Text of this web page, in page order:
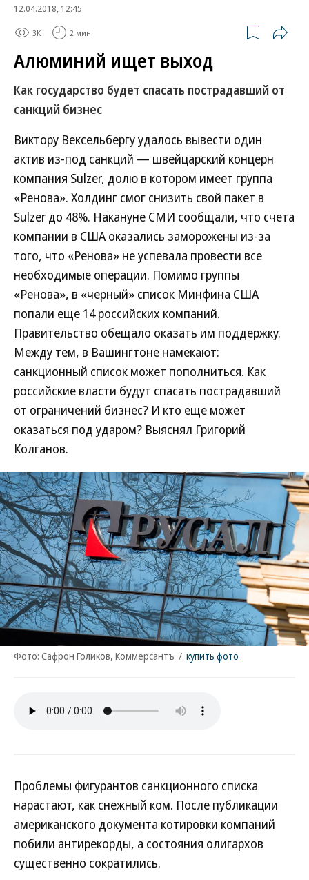
12.04.2018, 12:45
3K 2 мин.
Алюминий ищет выход
Как государство будет спасать пострадавший от
санкций бизнес
Виктору Вексельбергу удалось вывести один
актив из-под санкций — швейцарский концерн
компания Sulzer, долю в котором имеет группа
«Ренова». Холдинг смог снизить свой пакет в
Sulzer до 48%. Накануне СМИ сообщали, что счета
компании в США оказались заморожены из-за
того, что «Ренова» не успевала провести все
необходимые операции. Помимо группы
«Ренова», в «черный» список Минфина США
попали еще 14 российских компаний.
Правительство обещало оказать им поддержку.
Между тем, в Вашингтоне намекают:
санкционный список может пополниться. Как
российские власти будут спасать пострадавший
от ограничений бизнес? И кто еще может
оказаться под ударом? Выяснял Григорий
Колганов.
Фото: Сафрон Голиков, Коммерсантъ / купить фото
Проблемы фигурантов санкционного списка
нарастают, как снежный ком. После публикации
американского документа котировки компаний
побили антирекорды, а состояния олигархов
существенно сократились.